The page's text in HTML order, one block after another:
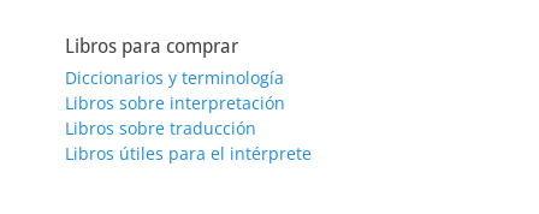
Libros para comprar
Diccionarios y terminología
Libros sobre interpretación
Libros sobre traducción
Libros útiles para el intérprete